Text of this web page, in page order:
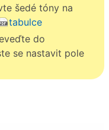
šedé tóny na
tabulce
do
se nastavit pole